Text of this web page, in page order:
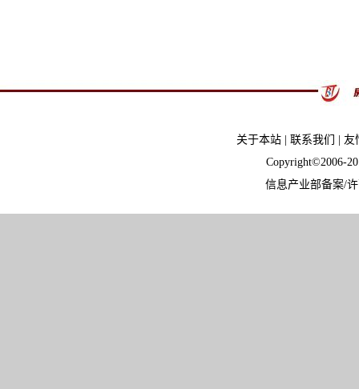
关于本站 联系我们
友
Copyright©2006-
信息产业部备案/